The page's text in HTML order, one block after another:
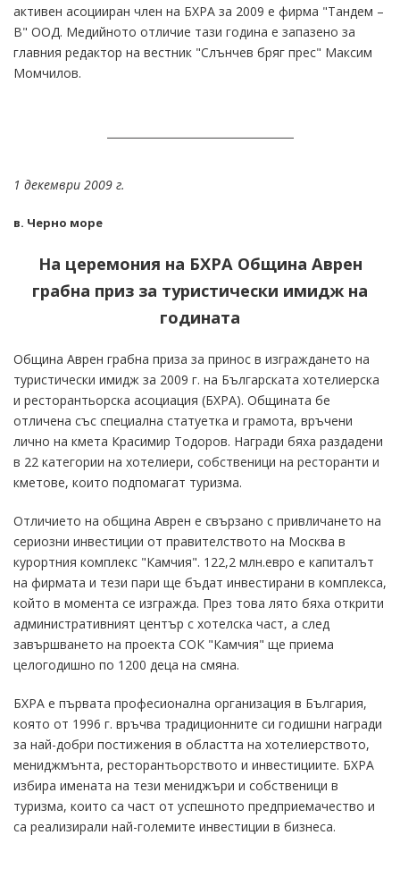
активен асоцииран член на БХРА за 2009 е фирма "Тандем –
В" ООД. Медийното отличие тази година е запазено за
главния редактор на вестник "Слънчев бряг прес" Максим
Момчилов.
1 декември 2009 г.
в. Черно море
На церемония на БХРА Община Аврен
грабна приз за туристически имидж на
годината
Община Аврен грабна приза за принос в изграждането на
туристически имидж за 2009 г. на Българската хотелиерска
и ресторантьорска асоциация (БХРА). Общината бе
отличена със специална статуетка и грамота, връчени
лично на кмета Красимир Тодоров. Награди бяха раздадени
в 22 категории на хотелиери, собственици на ресторанти и
кметове, които подпомагат туризма.
Отличието на община Аврен е свързано с привличането на
сериозни инвестиции от правителството на Москва в
курортния комплекс "Камчия". 122,2 млн.евро е капиталът
на фирмата и тези пари ще бъдат инвестирани в комплекса,
който в момента се изгражда. През това лято бяха открити
административният център с хотелска част, а след
завършването на проекта СОК "Камчия" ще приема
целогодишно по 1200 деца на смяна.
БХРА е първата професионална организация в България,
която от 1996 г. връчва традиционните си годишни награди
за най-добри постижения в областта на хотелиерството,
мениджмънта, ресторантьорството и инвестициите. БХРА
избира имената на тези мениджъри и собственици в
туризма, които са част от успешното предприемачество и
са реализирали най-големите инвестиции в бизнеса.